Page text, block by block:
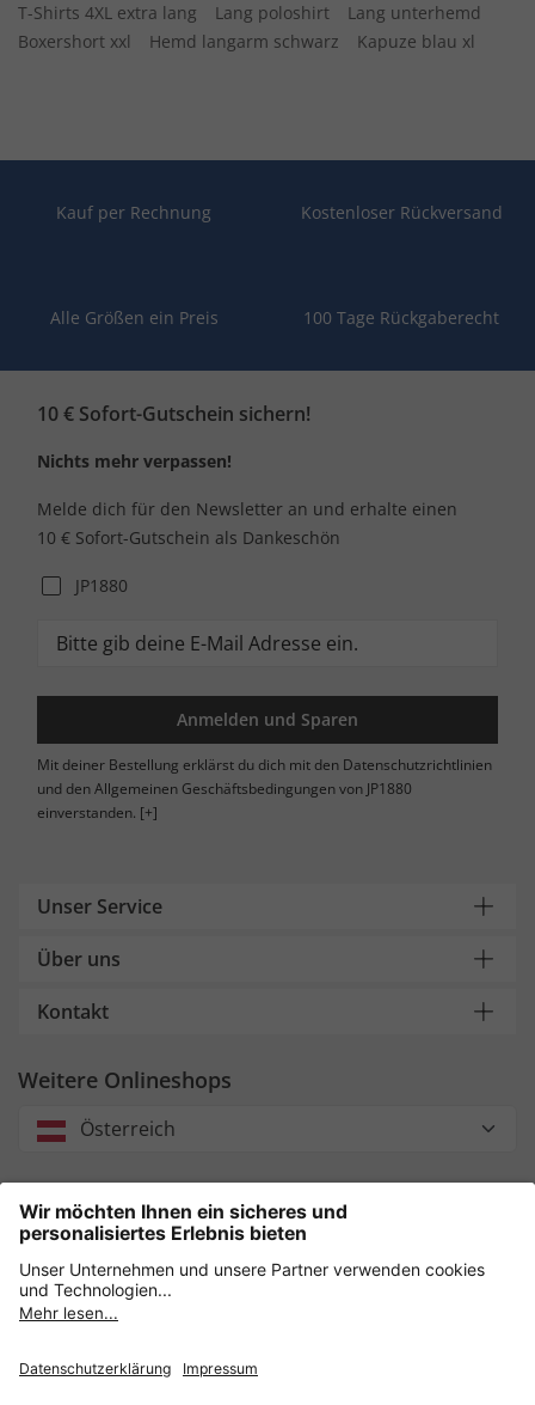
T-Shirts 4XL extra lang
Lang poloshirt
Lang unterhemd
Boxershort xxl
Hemd langarm schwarz Kapuze blau xl
Kauf per Rechnung Kostenloser Rückversand
Alle Größen ein Preis 100 Tage Rückgaberecht
10 € Sofort-Gutschein sichern!
Nichts mehr verpassen!
Melde dich für den Newsletter an und erhalte einen
10 € Sofort-Gutschein als Dankeschön
JP1880
Anmelden und Sparen
Mit deiner Bestellung erklärst du dich mit den Datenschutzrichtlinien
und den Allgemeinen Geschäftsbedingungen von JP1880
einverstanden. [+]
Unser Service
Über uns
Kontakt
Weitere Onlineshops
Österreich
Unsere Zahlungsarten
Sicher einkaufen mit